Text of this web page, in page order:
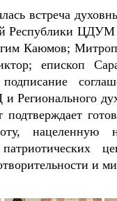
встреча
Республики ЦДУМ
Каюмов;
епископ
Регионального
нацеленную
и